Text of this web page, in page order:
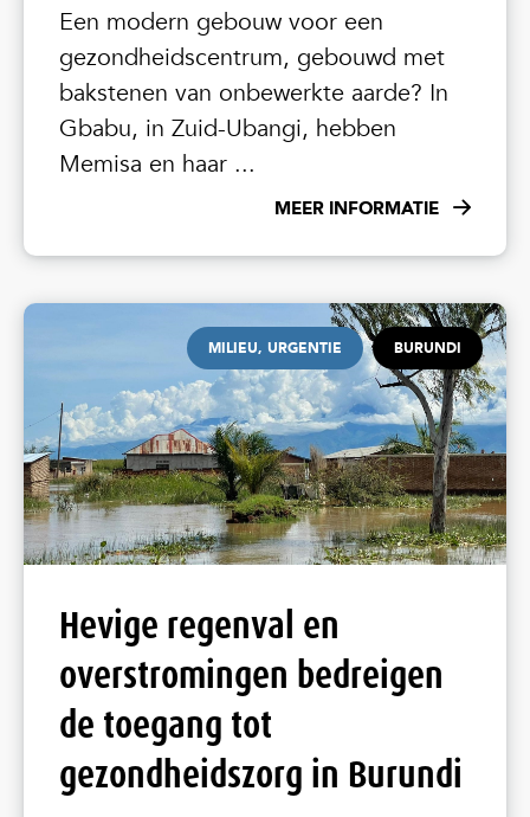
Een modern gebouw voor een
gezondheidscentrum, gebouwd met
bakstenen van onbewerkte aarde? In
Gbabu, in Zuid-Ubangi, hebben
Memisa en haar ...
MEER INFORMATIE
MILIEU, URGENTIE BURUNDI
Hevige regenval en
overstromingen bedreigen
de toegang tot
gezondheidszorg in Burundi